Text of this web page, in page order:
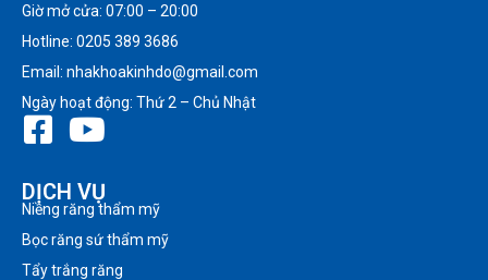
Giờ mở cửa: 07:00 – 20:00
Hotline: 0205 389 3686
Email: nhakhoakinhdo@gmail.com
Ngày hoạt động: Thứ 2 – Chủ Nhật
DỊCH VỤ
Niềng răng thẩm mỹ
Bọc răng sứ thẩm mỹ
Tẩy trắng răng